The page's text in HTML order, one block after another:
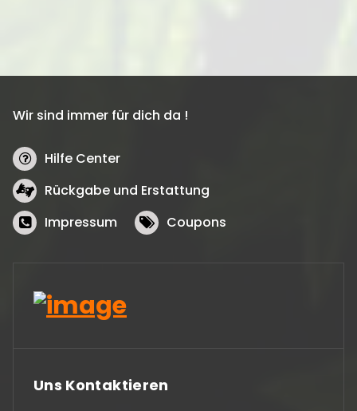
Wir sind immer für dich da !
Hilfe Center
Rückgabe und Erstattung
Impressum
Coupons
Uns Kontaktieren